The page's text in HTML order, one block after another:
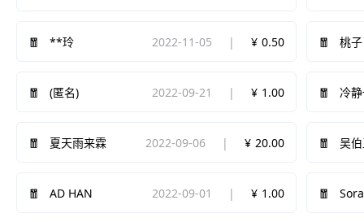
**玲 2022-11-05 0.50 桃子
(匿名) 2022-09-21 1.00 冷
夏天雨来霖 2022-09-06 20.00 吴
AD HAN 2022-09-01 1.00